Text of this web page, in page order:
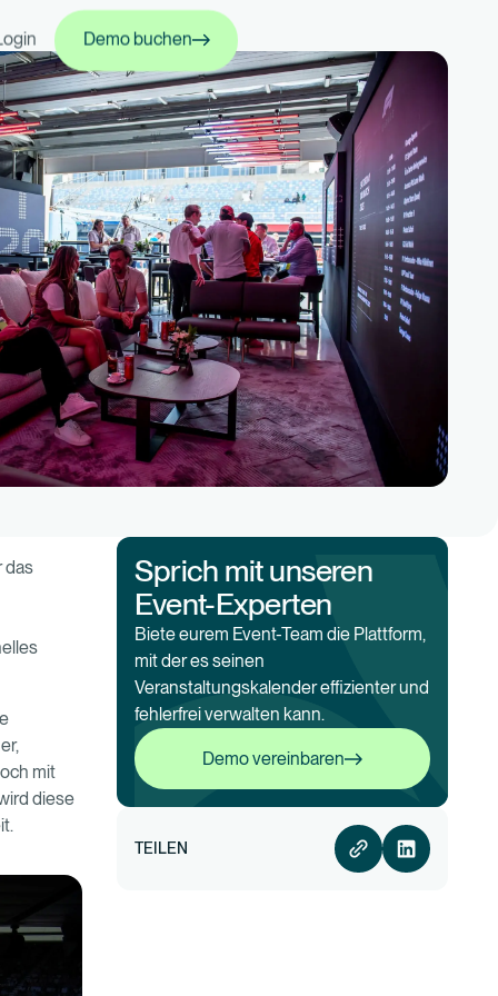
Demo buchen
Demo buchen
das
mit
diese
Sprich mit unseren
Event-Experten
Biete eurem Event-Team die Plattform,
mit der es seinen
Veranstaltungskalender effizienter und
fehlerfrei verwalten kann.
Demo vereinbaren
Demo vereinbaren
TEILEN